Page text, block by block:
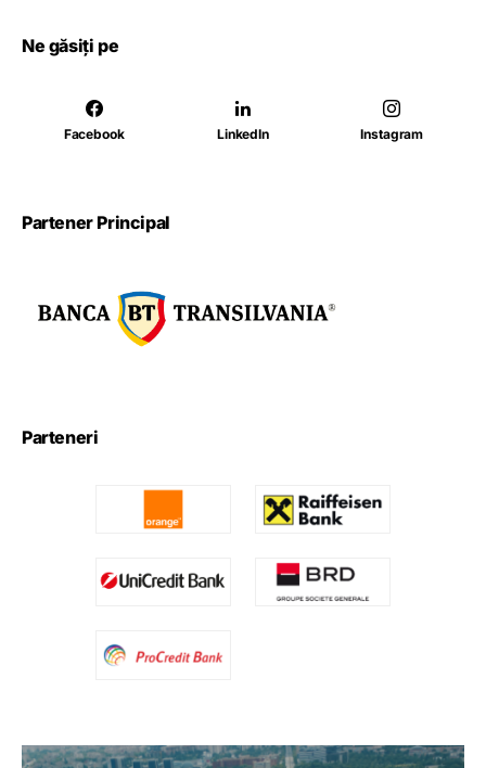
Ne găsiți pe
Facebook LinkedIn Instagram
Partener Principal
Parteneri